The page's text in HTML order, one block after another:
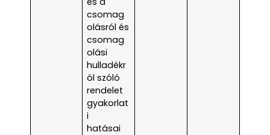
csomag
olásról és
csomag
olási
hulladékr
ól szóló
rendelet
gyakorlat
i
hatásai